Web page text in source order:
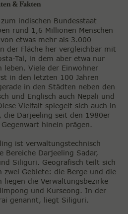
& Fakten
indischen Bundesstaat
rund 1,6 Millionen Menschen
etwas mehr als 3.000
der Fläche her vergleichbar mit
Tal, in dem aber etwa nur
leben. Viele der Einwohner
in den letzten 100 Jahren
in den Städten neben den
und Englisch auch Nepali und
Vielfalt spiegelt sich auch in
die Darjeeling seit den 1980er
hinein prägen.
ist verwaltungstechnisch
Bereiche Darjeeling Sadar,
Siliguri. Geografisch teilt sich
zwei Gebiete: die Berge und die
liegen die Verwaltungsbezirke
und Kurseong. In der
genannt, liegt Siliguri.